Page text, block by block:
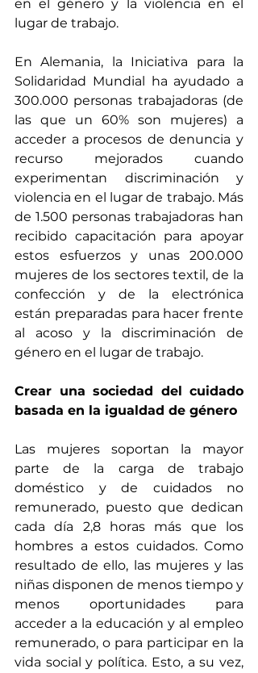
en el género y la violencia en el
lugar de trabajo.
En Alemania, la Iniciativa para la
Solidaridad Mundial
ha ayudado a
300.000 personas trabajadoras (de
las que un 60% son mujeres) a
acceder a procesos de denuncia y
recurso mejorados cuando
experimentan discriminación y
violencia en el lugar de trabajo. Más
de 1.500 personas trabajadoras han
recibido capacitación para apoyar
estos esfuerzos y unas 200.000
mujeres de los sectores textil, de la
confección y de la electrónica
están preparadas para hacer frente
al acoso y la discriminación de
género en el lugar de trabajo.
Crear una sociedad del cuidado
basada en la igualdad de género
Las mujeres soportan la mayor
parte de la carga de trabajo
doméstico y de cuidados no
remunerado, puesto que dedican
cada día 2,8 horas más que los
hombres a estos cuidados. Como
resultado de ello, las mujeres y las
niñas disponen de menos tiempo y
menos oportunidades para
acceder a la educación y al empleo
remunerado, o para participar en la
vida social y política. Esto, a su vez,